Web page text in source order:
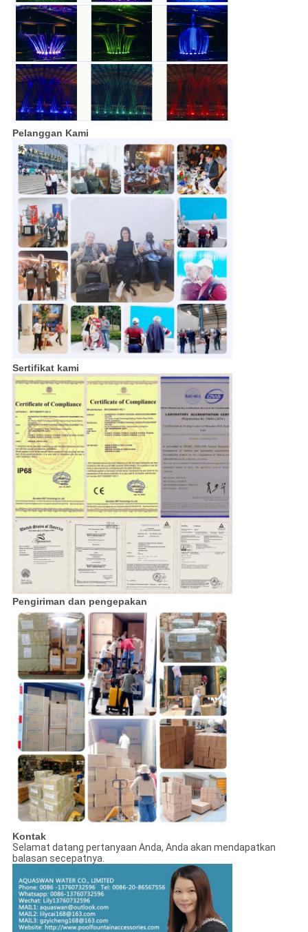
Pelanggan Kami
Sertifikat kami
Pengiriman dan pengepakan
Kontak
Selamat datang pertanyaan Anda, Anda akan mendapatkan
balasan secepatnya.